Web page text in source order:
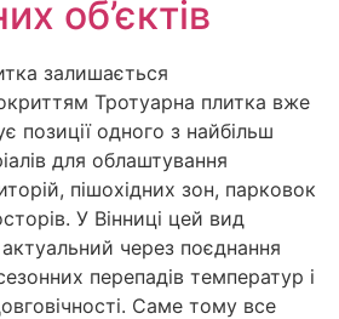
об’єктів
залишається
Тротуарна плитка вже
позиції одного з найбільш
для облаштування
пішохідних зон, парковок
У Вінниці цей вид
через поєднання
перепадів температур і
Саме тому все